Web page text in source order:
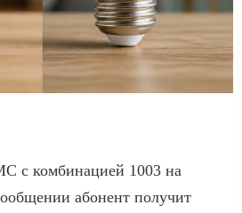
с комбинацией 1003 на
абонент получит